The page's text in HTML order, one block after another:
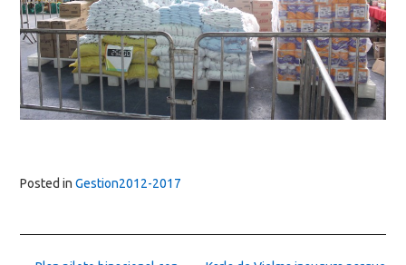
Posted in Gestion2012-2017